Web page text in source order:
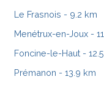
Le Frasnois - 9.2 km
Menétrux-en-Joux -
Foncine-le-Haut -
Prémanon - 13.9 km